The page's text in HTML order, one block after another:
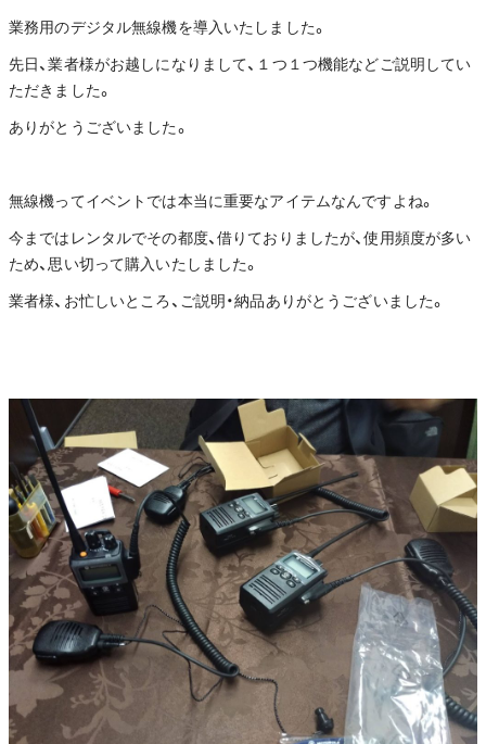
業務用のデジタル無線機を導入いたしました。
先日、業者様がお越しになりまして、１つ１つ機能などご説明してい
ただきました。
ありがとうございました。
無線機ってイベントでは本当に重要なアイテムなんですよね。
今まではレンタルでその都度、借りておりましたが、使用頻度が多い
ため、思い切って購入いたしました。
業者様、お忙しいところ、ご説明・納品ありがとうございました。